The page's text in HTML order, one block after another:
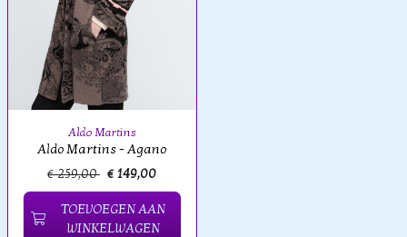
Aldo Martins
Aldo Martins - Agano
€ 259,00 € 149,00
TOEVOEGEN AAN
WINKELWAGEN